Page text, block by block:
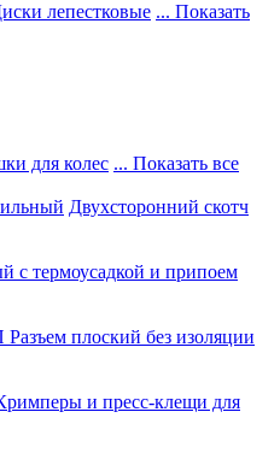
лепестковые ... Показать
для колес ... Показать все
Двухсторонний скотч
с термоусадкой и припоем
плоский без изоляции
и пресс-клещи для